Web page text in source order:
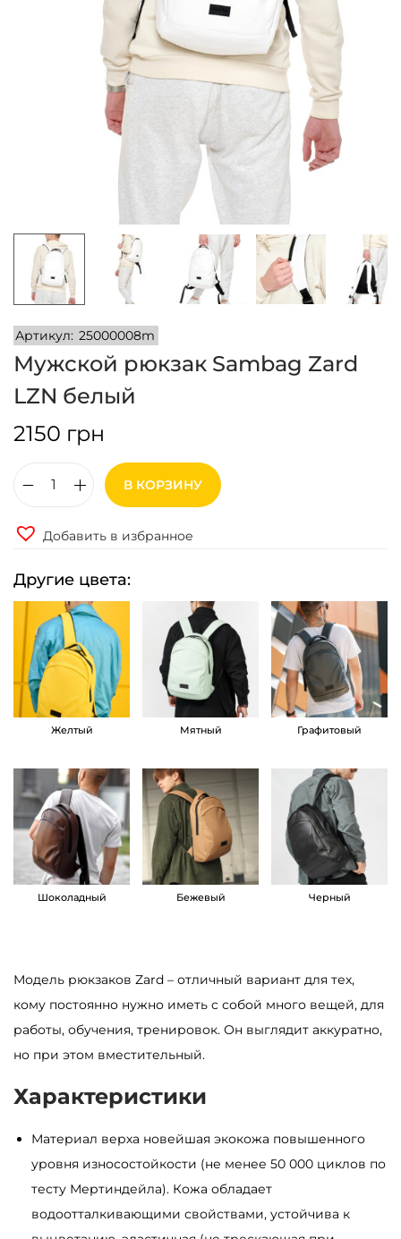
и
о
Артикул: 25000008m
Мужской рюкзак Sambag Zard
LZN белый
2150 грн
л
е
с
т
о
о
в
а
р
а
М
ю
з
а
к
S
В КОРЗИНУ
Добавить в избранное
Другие цвета:
Желтый Мятный Графитовый
Шоколадный Бежевый Черный
Модель рюкзаков Zard – отличный вариант для тех,
кому постоянно нужно иметь с собой много вещей, для
работы, обучения, тренировок. Он выглядит аккуратно,
но при этом вместительный.
Характеристики
Материал верха новейшая экокожа повышенного
уровня износостойкости (не менее 50 000 циклов по
тесту Мертиндейла). Кожа обладает
водоотталкивающими свойствами, устойчива к